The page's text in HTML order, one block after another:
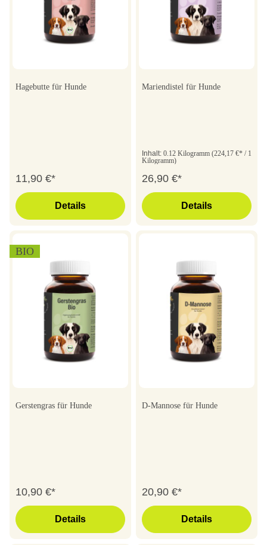
Hagebutte für Hunde
11,90 €*
Details
Mariendistel für Hunde
Inhalt: 0.12 Kilogramm (224,17 €* / 1
Kilogramm)
26,90 €*
Details
BIO
Gerstengras für Hunde
10,90 €*
Details
D-Mannose für Hunde
20,90 €*
Details